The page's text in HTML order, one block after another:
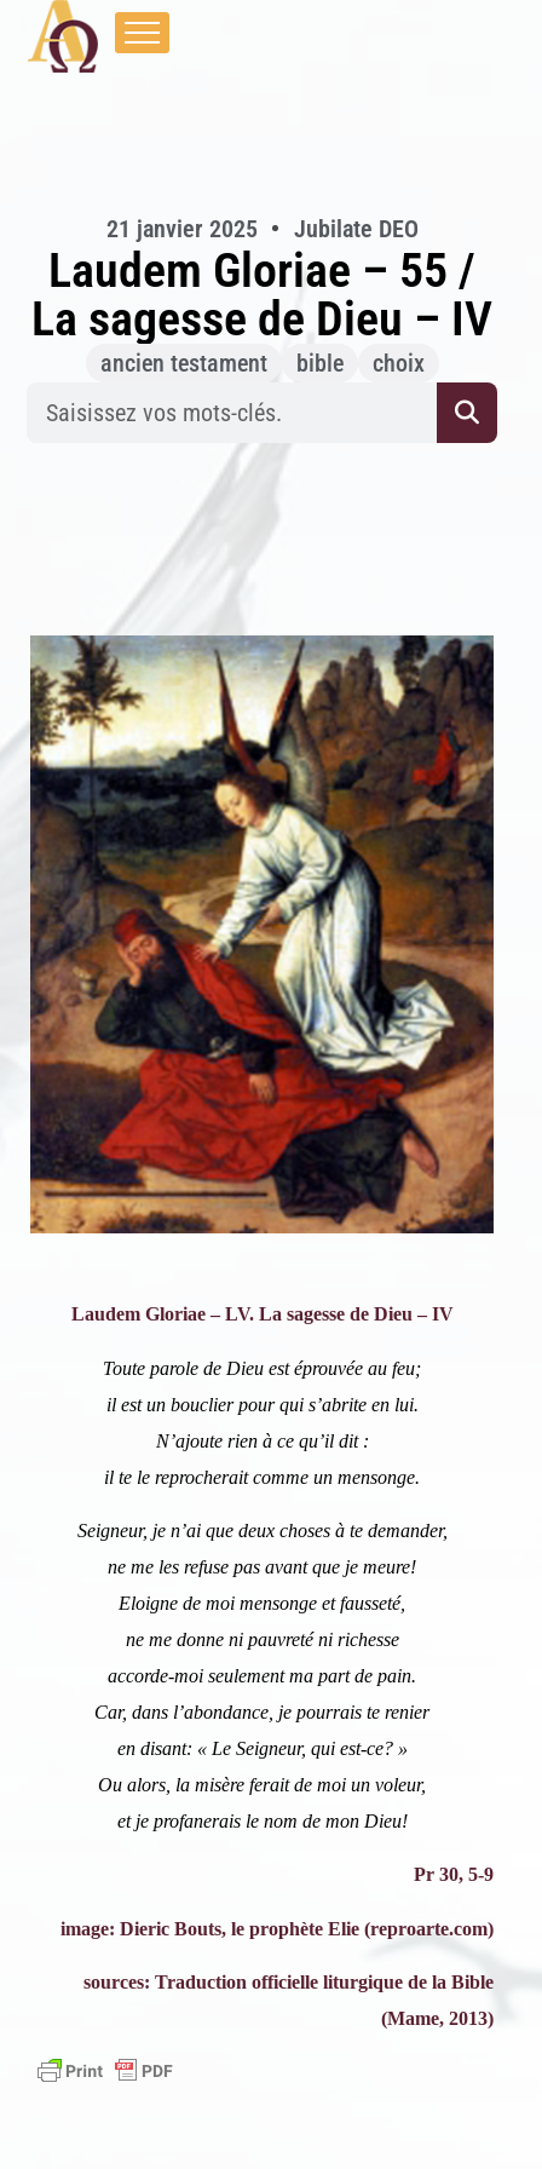
21 janvier 2025 Jubilate DEO
Laudem Gloriae – 55 /
La sagesse de Dieu – IV
ancien testament bible choix
Laudem Gloriae – LV. La sagesse de Dieu – IV
Toute parole de Dieu est éprouvée au feu;
il est un bouclier pour qui s’abrite en lui.
N’ajoute rien à ce qu’il dit :
il te le reprocherait comme un mensonge.
Seigneur, je n’ai que deux choses à te demander,
ne me les refuse pas avant que je meure!
Eloigne de moi mensonge et fausseté,
ne me donne ni pauvreté ni richesse
accorde-moi seulement ma part de pain.
Car, dans l’abondance, je pourrais te renier
en disant: « Le Seigneur, qui est-ce? »
Ou alors, la misère ferait de moi un voleur,
et je profanerais le nom de mon Dieu!
Pr 30, 5-9
image: Dieric Bouts, le prophète Elie (reproarte.com)
sources: Traduction officielle liturgique de la Bible
(Mame, 2013)